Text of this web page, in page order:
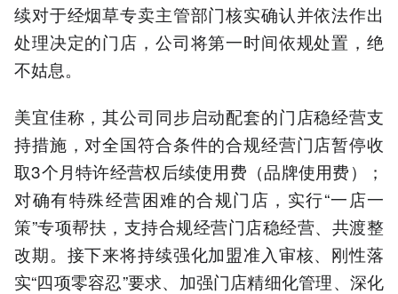
续对于经烟草专卖主管部门核实确认并依法作出
处理决定的门店，公司将第一时间依规处置，绝
不姑息。
美宜佳称，其公司同步启动配套的门店稳经营支
持措施，对全国符合条件的合规经营门店暂停收
取3个月特许经营权后续使用费（品牌使用费）；
对确有特殊经营困难的合规门店，实行“一店一
策”专项帮扶，支持合规经营门店稳经营、共渡整
改期。接下来将持续强化加盟准入审核、刚性落
实“四项零容忍”要求、加强门店精细化管理、深化